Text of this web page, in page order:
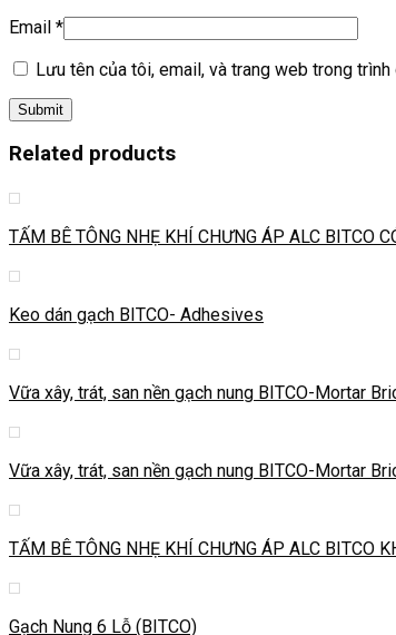
Email *
Lưu tên của tôi, email, và trang web trong
Related products
TẤM BÊ TÔNG NHẸ KHÍ CHƯNG ÁP ALC BITCO
Keo dán gạch BITCO- Adhesives
Vữa xây, trát, san nền gạch nung BITCO-Mortar
Vữa xây, trát, san nền gạch nung BITCO-Mortar
TẤM BÊ TÔNG NHẸ KHÍ CHƯNG ÁP ALC BITCO
Gạch Nung 6 Lỗ (BITCO)